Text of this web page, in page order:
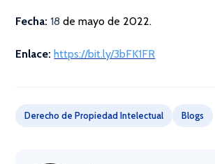
Fecha: 18de mayo de 2022.
Enlace:https://bit.ly/3bFK1FR
Derecho de Propiedad Intelectual Blogs